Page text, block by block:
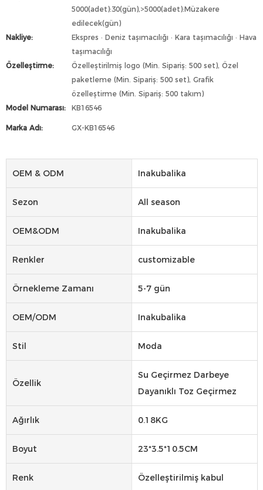
5000(adet):30(gün),>5000(adet):Müzakere
edilecek(gün)
Nakliye:
Ekspres · Deniz taşımacılığı · Kara taşımacılığı · Hava
taşımacılığı
Özelleştirme:
Özelleştirilmiş logo (Min. Sipariş: 500 set), Özel
paketleme (Min. Sipariş: 500 set), Grafik
özelleştirme (Min. Sipariş: 500 takım)
Model Numarası:
KB16546
Marka Adı: GX-KB16546
OEM & ODM Inakubalika
Sezon All season
OEM&ODM Inakubalika
Renkler customizable
Örnekleme Zamanı 5-7 gün
OEM/ODM Inakubalika
Stil Moda
Özellik
Su Geçirmez Darbeye
Dayanıklı Toz Geçirmez
Ağırlık 0.18KG
Boyut 23*3.5*10.5CM
Renk Özelleştirilmiş kabul